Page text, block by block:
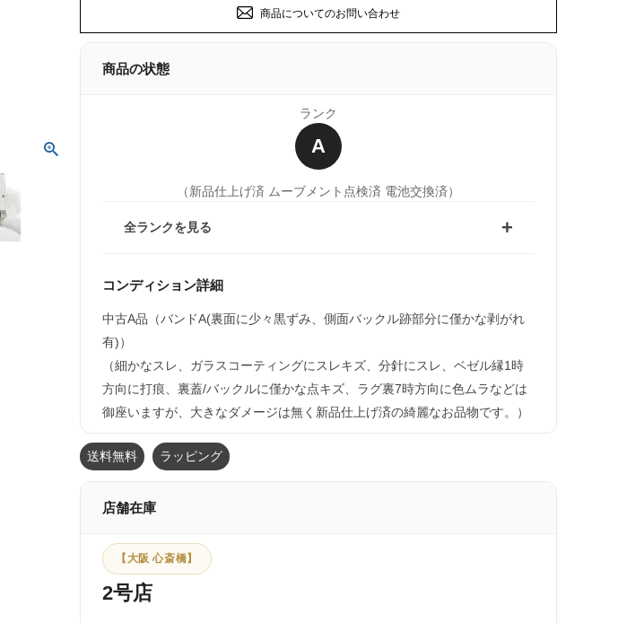
商品についてのお問い合わせ
商品の状態
ランク
A
（新品仕上げ済 ムーブメント点検済 電池交換済）
全ランクを見る
コンディション詳細
中古A品（バンドA(裏面に少々黒ずみ、側面バックル跡部分に僅かな剥がれ
有)）
（細かなスレ、ガラスコーティングにスレキズ、分針にスレ、ベゼル縁1時
方向に打痕、裏蓋/バックルに僅かな点キズ、ラグ裏7時方向に色ムラなどは
御座いますが、大きなダメージは無く新品仕上げ済の綺麗なお品物です。）
送料無料 ラッピング
店舗在庫
【大阪 心斎橋】
2号店